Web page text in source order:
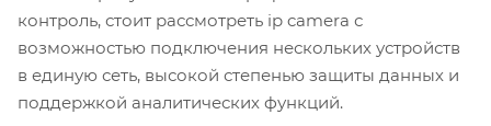
контроль, стоит рассмотреть ip camera с
возможностью подключения нескольких устройств
в единую сеть, высокой степенью защиты данных и
поддержкой аналитических функций.